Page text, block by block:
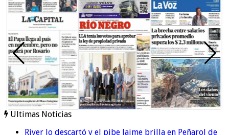
Ultimas Noticias
River lo descartó y el pibe Jaime brilla en Peñarol de